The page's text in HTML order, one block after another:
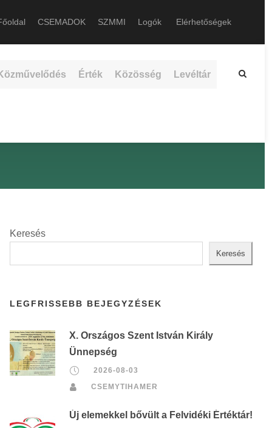
CSEMADOK SZMMI Logók Elérhetőségek
Érték Közösség Levéltár
Keresés
Keresés
LEGFRISSEBB BEJEGYZÉSEK
X. Országos Szent István Király
Ünnepség
2026-08-03
CSEMYTIHAMER
Új elemekkel bővült a Felvidéki Értéktár!